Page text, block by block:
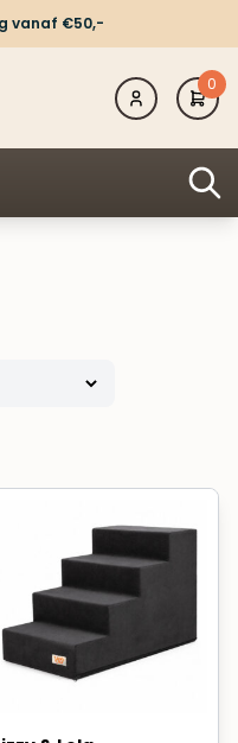
vanaf €50,-
0